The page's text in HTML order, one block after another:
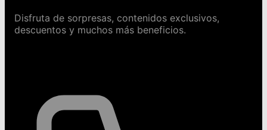
Disfruta de sorpresas, contenidos exclusivos,
descuentos y muchos más beneficios.